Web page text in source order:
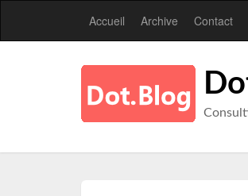
Accueil Archive Contact